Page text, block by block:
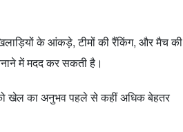
के आंकड़े, टीमों की रैंकिंग, और मैच की
में मदद कर सकती है।
खेल का अनुभव पहले से कहीं अधिक बेहतर